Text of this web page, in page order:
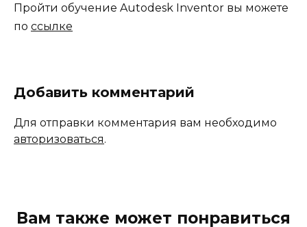
Пройти обучение Autodesk Inventor вы можете
по ссылке
Добавить комментарий
Для отправки комментария вам необходимо
авторизоваться.
Вам также может понравиться